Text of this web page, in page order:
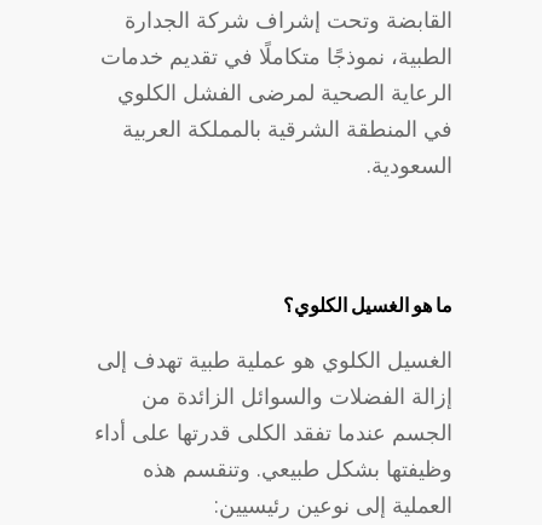
القابضة وتحت إشراف شركة الجدارة
الطبية، نموذجًا متكاملًا في تقديم خدمات
الرعاية الصحية لمرضى الفشل الكلوي
في المنطقة الشرقية بالمملكة العربية
السعودية.
ما هو الغسيل الكلوي؟
الغسيل الكلوي هو عملية طبية تهدف إلى
إزالة الفضلات والسوائل الزائدة من
الجسم عندما تفقد الكلى قدرتها على أداء
وظيفتها بشكل طبيعي. وتنقسم هذه
العملية إلى نوعين رئيسيين: